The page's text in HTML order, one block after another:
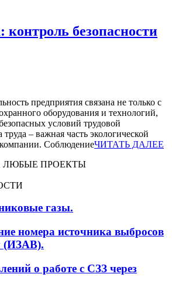
контроль безопасности
предприятия связана не только с
оборудования и технологий,
условий трудовой
– важная часть экологической
СоблюдениеЧИТАТЬ ДАЛЕЕ
ЛЮБЫЕ ПРОЕКТЫ
газы.
номера источника выбросов
(ИЗАВ).
о работе с СЗЗ через